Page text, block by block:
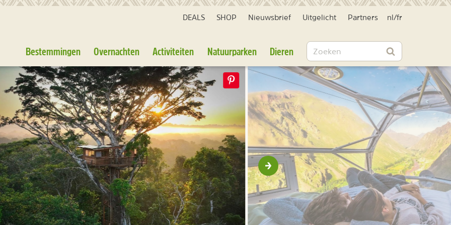
DEALS SHOP Nieuwsbrief Uitgelicht Partners nl /fr
Bestemmingen Overnachten Activiteiten Natuurparken Dieren Zoeken
Zoeken
Volgende